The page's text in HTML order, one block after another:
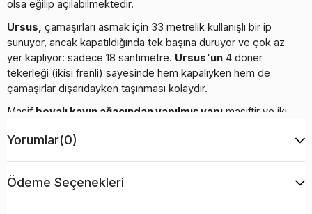
olsa eğilip açılabilmektedir.
Ursus, çamaşırları asmak için 33 metrelik kullanışlı bir ip
sunuyor, ancak kapatıldığında tek başına duruyor ve çok az
yer kaplıyor: sadece 18 santimetre. Ursus'un 4 döner
tekerleği (ikisi frenli) sayesinde hem kapalıyken hem de
çamaşırlar dışarıdayken taşınması kolaydır.
Masif boyalı kayın ağacından yapılmış yapı masiftir ve iki
TÜV SÜD markası ürünlerin güvenliğini garanti eder ve
belgelendirir.TÜV SÜDsertifikalı (ürünlerin güvenliğini ve
kalitesini garanti eden uluslararası test ve sertifikasyon
Yorumlar(0)
Ödeme Seçenekleri